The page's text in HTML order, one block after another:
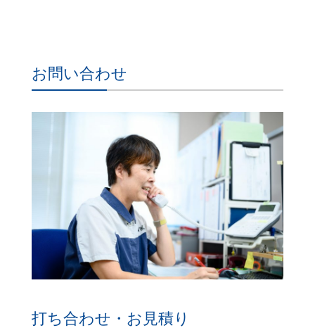
お問い合わせ
打ち合わせ・お見積り